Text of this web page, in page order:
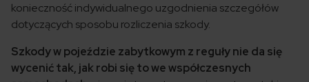
konieczność indywidualnego uzgodnienia szczegółów
dotyczących sposobu rozliczenia szkody.
Szkody w pojeździe zabytkowym z reguły nie da się
wycenić tak, jak robi się to we współczesnych